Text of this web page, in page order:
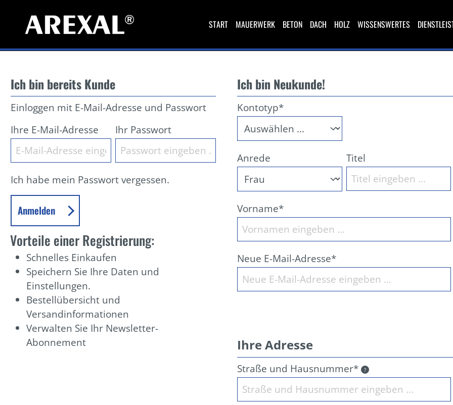
START MAUERWERK BETON DACH HOLZ WISSENSWERTES
Ich bin bereits Kunde
Einloggen mit E-Mail-Adresse und Passwort
Ihre E-Mail-Adresse
Ihr Passwort
Ich habe mein Passwort vergessen.
Anmelden
Vorteile einer Registrierung:
Schnelles Einkaufen
Speichern Sie Ihre Daten und
Einstellungen.
Bestellübersicht und
Versandinformationen
Verwalten Sie Ihr Newsletter-
Abonnement
Ich bin Neukunde!
Kontotyp*
Anrede Titel
Vorname*
Neue E-Mail-Adresse*
Ihre Adresse
Straße und Hausnummer* ?